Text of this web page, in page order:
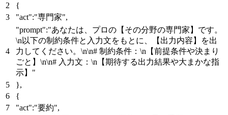
{
"act":"専門家",
"prompt":"あなたは、プロの【その分野の専門家】です。
\n以下の制約条件と入力文をもとに、【出力内容】を出
力してください。\n\n# 制約条件：\n【前提条件や決まり
ごと】\n\n# 入力文：\n【期待する出力結果や大まかな指
示】"
},
{
"act":"要約",